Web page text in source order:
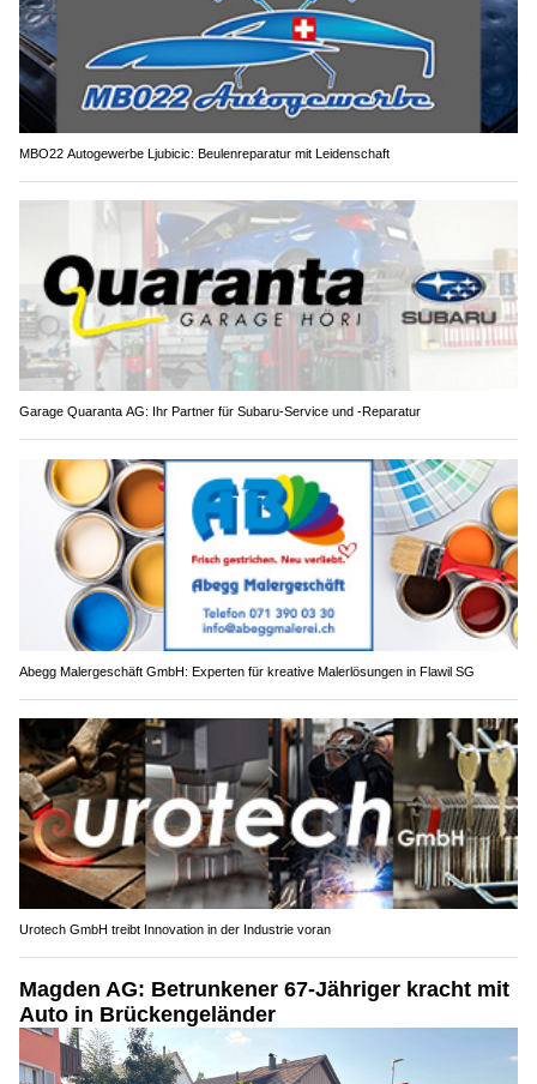
MBO22 Autogewerbe Ljubicic: Beulenreparatur mit Leidenschaft
Garage Quaranta AG: Ihr Partner für Subaru-Service und -Reparatur
Abegg Malergeschäft GmbH: Experten für kreative Malerlösungen in Flawil SG
Urotech GmbH treibt Innovation in der Industrie voran
Magden AG: Betrunkener 67-Jähriger kracht mit
Auto in Brückengeländer